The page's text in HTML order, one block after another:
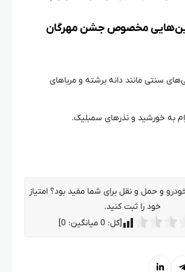
مخصوص جشن مهرگان
سنتی مانند دانه برشته و مرباهای
خورشید و نذرهای سمبلیک.
و حمل و نقل برای شما مفید بود؟ امتیاز
خود را ثبت کنید.
[کل:0میانگین:0
]